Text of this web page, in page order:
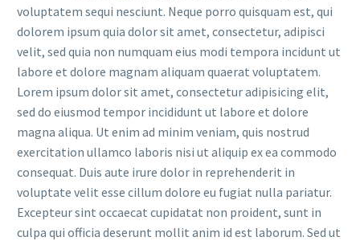
voluptatem sequi nesciunt. Neque porro quisquam est, qui
dolorem ipsum quia dolor sit amet, consectetur, adipisci
velit, sed quia non numquam eius modi tempora incidunt ut
labore et dolore magnam aliquam quaerat voluptatem.
Lorem ipsum dolor sit amet, consectetur adipisicing elit,
sed do eiusmod tempor incididunt ut labore et dolore
magna aliqua. Ut enim ad minim veniam, quis nostrud
exercitation ullamco laboris nisi ut aliquip ex ea commodo
consequat. Duis aute irure dolor in reprehenderit in
voluptate velit esse cillum dolore eu fugiat nulla pariatur.
Excepteur sint occaecat cupidatat non proident, sunt in
culpa qui officia deserunt mollit anim id est laborum. Sed ut